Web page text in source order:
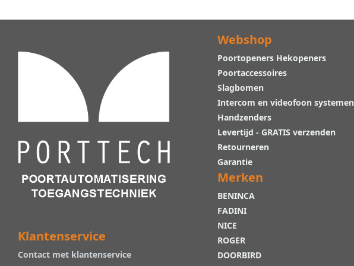
Klantenservice
Contact met klantenservice
Webshop
Poortopeners Hekopeners
Poortaccessoires
Slagbomen
Intercom en videofoon systemen
Handzenders
Levertijd - GRATIS verzenden
Retourneren
Garantie
Merken
BENINCA
FADINI
NICE
ROGER
DOORBIRD